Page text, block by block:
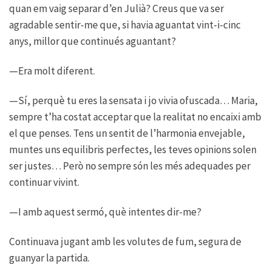
quan em vaig separar d’en Julià? Creus que va ser
agradable sentir-me que, si havia aguantat vint-i-cinc
anys, millor que continués aguantant?
—Era molt diferent.
—Sí, perquè tu eres la sensata i jo vivia ofuscada… Maria,
sempre t’ha costat acceptar que la realitat no encaixi amb
el que penses. Tens un sentit de l’harmonia envejable,
muntes uns equilibris perfectes, les teves opinions solen
ser justes… Però no sempre són les més adequades per
continuar vivint.
—I amb aquest sermó, què intentes dir-me?
Continuava jugant amb les volutes de fum, segura de
guanyar la partida.